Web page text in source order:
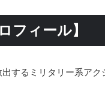
フィール】
するミリタリー系アク